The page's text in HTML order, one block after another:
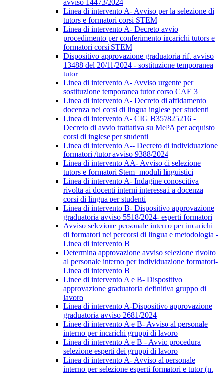
avviso 14473/2024
Linea di intervento A- Avviso per la selezione di
tutors e formatori corsi STEM
Linea di intervento A- Decreto avvio
procedimento per conferimento incarichi tutors e
formatori corsi STEM
Dispositivo approvazione graduatoria rif. avviso
13488 del 20/11/2024 - sostituzione temporanea
tutor
Linea di intervento A- Avviso urgente per
sostituzione temporanea tutor corso CAE 3
Linea di intervento A- Decreto di affidamento
docenza nei corsi di lingua inglese per studenti
Linea di intervento A- CIG B357825216 -
Decreto di avvio trattativa su MePA per acquisto
corsi di inglese per studenti
Linea di intervento A-- Decreto di individuazione
formatori /tutor avviso 9388/2024
Linea di intervento AA- Avviso di selezione
tutors e formatori Stem+moduli linguistici
Linea di intervento A- Indagine conoscitiva
rivolta ai docenti interni interessati a docenza
corsi di lingua per studenti
Linea di intervento B- Dispositivo approvazione
graduatoria avviso 5518/2024- esperti formatori
Avviso selezione personale interno per incarichi
di formatori nei percorsi di lingua e metodologia -
Linea di intervento B
Determina approvazione avviso selezione rivolto
al personale interno per individuazione formatori-
Linea di intervento B
Linee di intervento A e B- Dispositivo
approvazione graduatoria definitiva gruppo di
lavoro
Linea di intervento A-Dispositivo approvazione
graduatoria avviso 2681/2024
Linee di intervento A e B- Avviso al personale
interno per incarichi gruppi di lavoro
Linea di intervento A e B - Avvio procedura
selezione esperti dei gruppi di lavoro
Linea di intervento A- Avviso al personale
interno per selezione esperti formatori e tutor (n.